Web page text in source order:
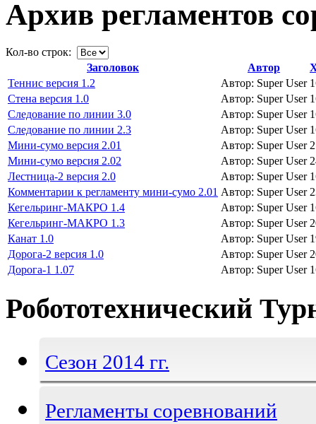
Архив регламентов
Кол-во строк:
Заголовок
Автор
Теннис версия 1.2
Автор: Super User
Стена версия 1.0
Автор: Super User
Следование по линии 3.0
Автор: Super User
Следование по линии 2.3
Автор: Super User
Мини-сумо версия 2.01
Автор: Super User
Мини-сумо версия 2.02
Автор: Super User
Лестница-2 версия 2.0
Автор: Super User
Комментарии к регламенту мини-сумо 2.01 Автор: Super User
Кегельринг-МАКРО 1.4
Автор: Super User
Кегельринг-МАКРО 1.3
Автор: Super User
Канат 1.0
Автор: Super User
Дорога-2 версия 1.0
Автор: Super User
Дорога-1 1.07
Автор: Super User
Робототехнический
Сезон 2014 гг.
Регламенты соревнований